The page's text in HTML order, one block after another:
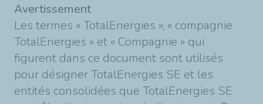
Avertissement
Les termes « TotalEnergies », « compagnie
TotalEnergies » et « Compagnie » qui
figurent dans ce document sont utilisés
pour désigner TotalEnergies SE et les
entités consolidées que TotalEnergies SE